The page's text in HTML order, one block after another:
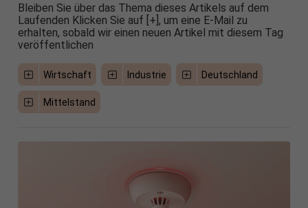
Bleiben Sie über das Thema dieses Artikels auf dem
Laufenden Klicken Sie auf [+], um eine E-Mail zu
erhalten, sobald wir einen neuen Artikel mit diesem Tag
veröffentlichen
Wirtschaft Industrie Deutschland
Mittelstand